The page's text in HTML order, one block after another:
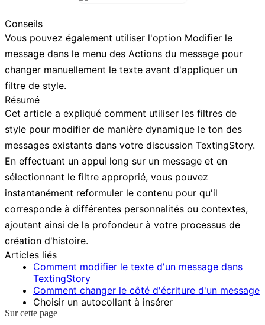
Conseils
Vous pouvez également utiliser l'option Modifier le
message dans le menu des Actions du message pour
changer manuellement le texte avant d'appliquer un
filtre de style.
Résumé
Cet article a expliqué comment utiliser les filtres de
style pour modifier de manière dynamique le ton des
messages existants dans votre discussion TextingStory.
En effectuant un appui long sur un message et en
sélectionnant le filtre approprié, vous pouvez
instantanément reformuler le contenu pour qu'il
corresponde à différentes personnalités ou contextes,
ajoutant ainsi de la profondeur à votre processus de
création d'histoire.
Articles liés
Comment modifier le texte d'un message dans
TextingStory
Comment changer le côté d'écriture d'un message
Choisir un autocollant à insérer
Sur cette page